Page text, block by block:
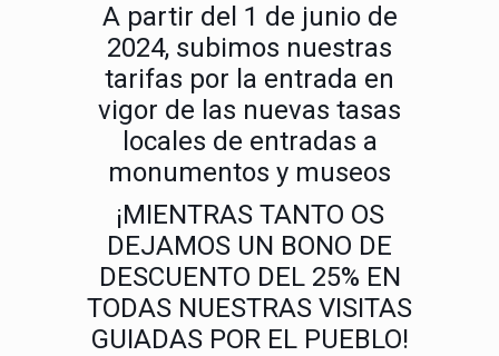
A partir del 1 de junio de
2024, subimos nuestras
tarifas por la entrada en
vigor de las nuevas tasas
locales de entradas a
monumentos y museos
¡MIENTRAS TANTO OS
DEJAMOS UN BONO DE
DESCUENTO DEL 25% EN
TODAS NUESTRAS VISITAS
GUIADAS POR EL PUEBLO!